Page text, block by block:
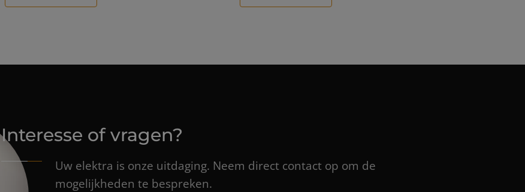
Interesse of vragen?
Uw elektra is onze uitdaging. Neem direct contact op om de
mogelijkheden te bespreken.